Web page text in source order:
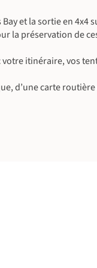
et la sortie en 4x4
la préservation de
itinéraire, vos
d’une carte